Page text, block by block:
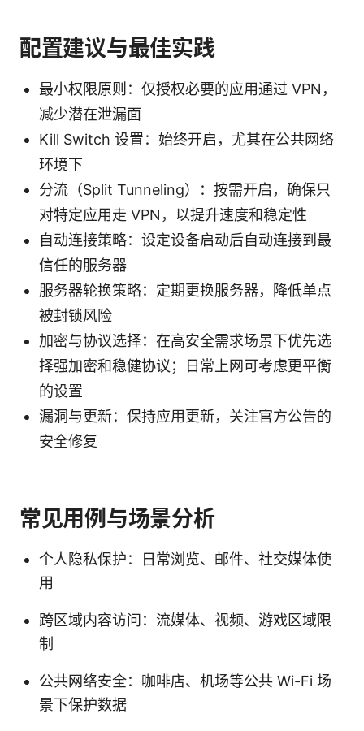
配置建议与最佳实践
最小权限原则：仅授权必要的应用通过 VPN，
减少潜在泄漏面
Kill Switch 设置：始终开启，尤其在公共网络
环境下
分流（Split Tunneling）：按需开启，确保只
对特定应用走 VPN，以提升速度和稳定性
自动连接策略：设定设备启动后自动连接到最
信任的服务器
服务器轮换策略：定期更换服务器，降低单点
被封锁风险
加密与协议选择：在高安全需求场景下优先选
择强加密和稳健协议；日常上网可考虑更平衡
的设置
漏洞与更新：保持应用更新，关注官方公告的
安全修复
常见用例与场景分析
个人隐私保护：日常浏览、邮件、社交媒体使
用
跨区域内容访问：流媒体、视频、游戏区域限
制
公共网络安全：咖啡店、机场等公共 Wi-Fi 场
景下保护数据